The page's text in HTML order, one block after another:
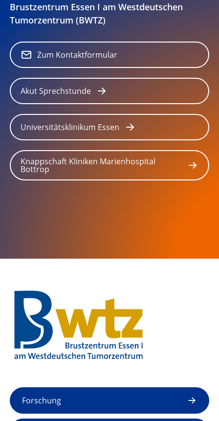
Brustzentrum Essen I am Westdeutschen
Tumorzentrum (BWTZ)
Zum Kontaktformular
Akut Sprechstunde
Universitätsklinikum Essen
Knappschaft Kliniken Marienhospital
Bottrop
Forschung